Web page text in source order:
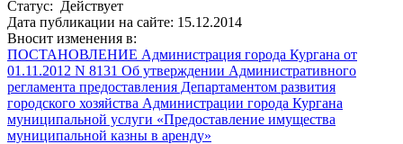
Статус: Действует
Дата публикации на сайте: 15.12.2014
Вносит изменения в:
ПОСТАНОВЛЕНИЕ Администрация города Кургана от
01.11.2012 N 8131 Об утверждении Административного
регламента предоставления Департаментом развития
городского хозяйства Администрации города Кургана
муниципальной услуги «Предоставление имущества
муниципальной казны в аренду»